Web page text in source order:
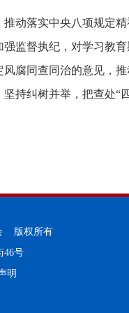
动落实中央八项规定精
监督执纪，对学习教
腐同查同治的意见，
持纠树并举，把查处“
版权所有
46号
明